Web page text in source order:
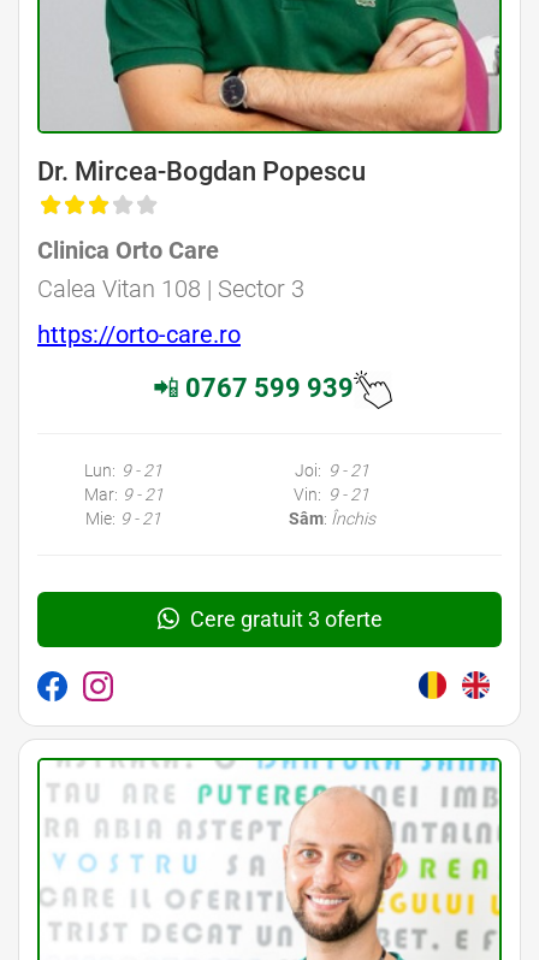
Dr. Mircea-Bogdan Popescu
Clinica Orto Care
Calea Vitan 108 | Sector 3
https://orto-care.ro
📲 0767 599 939
Lun: 9 - 21
Mar: 9 - 21
Mie: 9 - 21
Joi: 9 - 21
Vin: 9 - 21
Sâm: Închis
Cere gratuit 3 oferte